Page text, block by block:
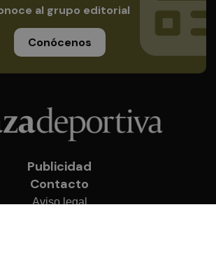
al grupo editorial
Conócenos
Publicidad
Contacto
Aviso legal